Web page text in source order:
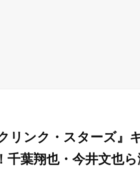
リンク・スターズ』
千葉翔也・今井文也